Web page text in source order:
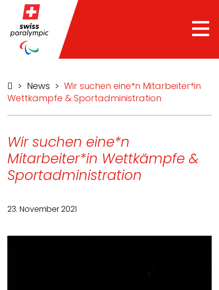
> News > Wir suchen eine*n Mitarbeiter*in
Wettkämpfe & Sportadministration
Wir suchen eine*n
Mitarbeiter*in Wettkämpfe &
Sportadministration
23. November 2021